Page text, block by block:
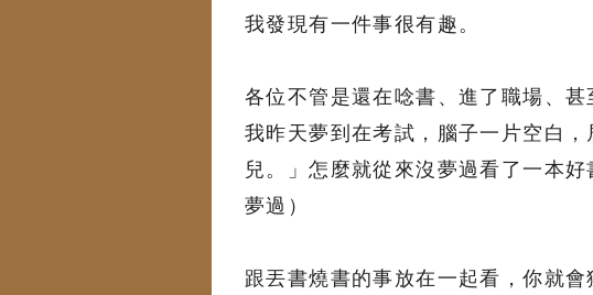
我發現有一件事很有趣。
各位不管是還在唸書、進了職場、
我昨天夢到在考試，腦子一片空白
兒。」怎麼就從來沒夢過看了一本
夢過）
跟丟書燒書的事放在一起看，你就會